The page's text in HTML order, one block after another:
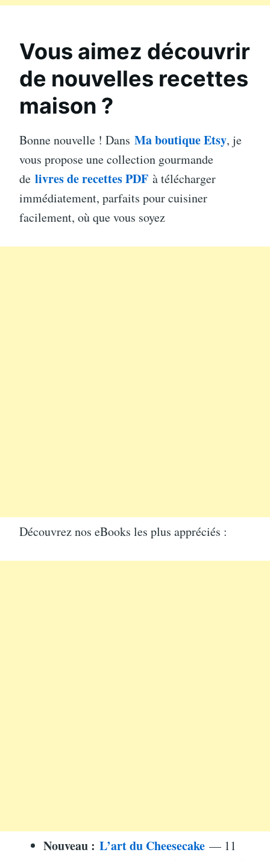
Vous aimez découvrir
de nouvelles recettes
maison ?
Bonne nouvelle ! Dans Ma boutique Etsy, je
vous propose une collection gourmande
de livres de recettes PDF à télécharger
immédiatement, parfaits pour cuisiner
facilement, où que vous soyez
Découvrez nos eBooks les plus appréciés :
Nouveau : L’art du Cheesecake — 11